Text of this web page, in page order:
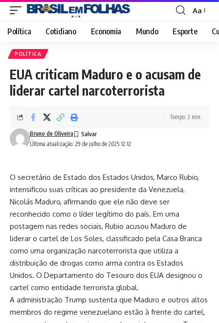
Font
Resizer
Aa
Política Cotidiano Economia Mundo Esporte
POLÍTICA
EUA criticam Maduro e o acusam de
liderar cartel narcoterrorista
Última atualização: 29 de julho de 2025 12:12
Bruno de Oliveira
Tempo: 2 min.
O secretário de Estado dos Estados Unidos, Marco Rubio,
intensificou suas críticas ao presidente da Venezuela,
Nicolás Maduro, afirmando que ele não deve ser
reconhecido como o líder legítimo do país. Em uma
postagem nas redes sociais, Rubio acusou Maduro de
liderar o cartel de Los Soles, classificado pela Casa Branca
como uma organização narcoterrorista que utiliza a
distribuição de drogas como arma contra os Estados
Unidos. O Departamento do Tesouro dos EUA designou o
cartel como entidade terrorista global.
A administração Trump sustenta que Maduro e outros altos
membros do regime venezuelano estão à frente do cartel,